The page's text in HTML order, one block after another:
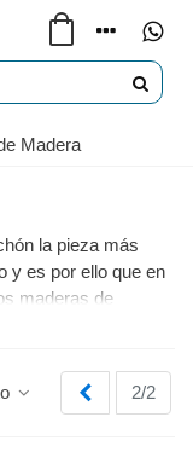
Madera
la pieza más
y es por ello que en
maderas de
manera una
Anterior
2/2